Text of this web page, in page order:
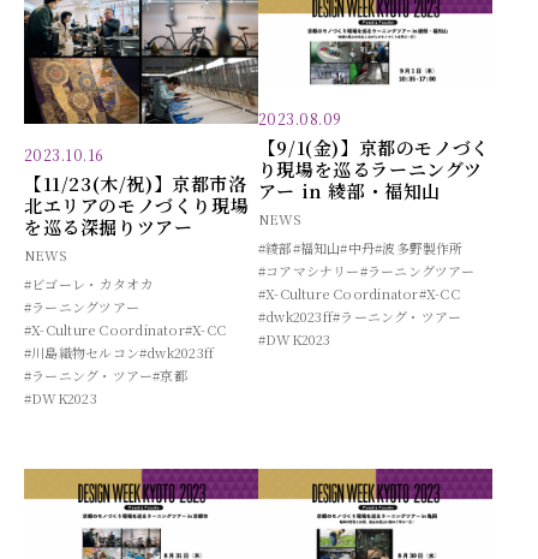
2023.10.16
【11/23(木/祝)】京都市洛
北エリアのモノづくり現場
を巡る深掘りツアー
NEWS
#ビゴーレ・カタオカ
#ラーニングツアー
#X-Culture Coordinator#X-CC
#川島織物セルコン#dwk2023ff
#ラーニング・ツアー#京都
#DWK2023
2023.08.09
【9/1(金)】京都のモノづく
り現場を巡るラーニングツ
アー in 綾部・福知山
NEWS
#綾部#福知山#中丹#波多野製作所
#コアマシナリー#ラーニングツアー
#X-Culture Coordinator#X-CC
#dwk2023ff#ラーニング・ツアー
#DWK2023